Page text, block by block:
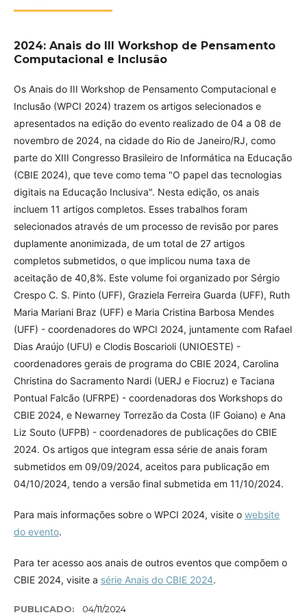
2024: Anais do III Workshop de Pensamento
Computacional e Inclusão
Os Anais do III Workshop de Pensamento Computacional e
Inclusão (WPCI 2024) trazem os artigos selecionados e
apresentados na edição do evento realizado de 04 a 08 de
novembro de 2024, na cidade do Rio de Janeiro/RJ, como
parte do XIII Congresso Brasileiro de Informática na Educação
(CBIE 2024), que teve como tema "O papel das tecnologias
digitais na Educação Inclusiva". Nesta edição, os anais
incluem 11 artigos completos. Esses trabalhos foram
selecionados através de um processo de revisão por pares
duplamente anonimizada, de um total de 27 artigos
completos submetidos, o que implicou numa taxa de
aceitação de 40,8%. Este volume foi organizado por Sérgio
Crespo C. S. Pinto (UFF), Graziela Ferreira Guarda (UFF), Ruth
Maria Mariani Braz (UFF) e Maria Cristina Barbosa Mendes
(UFF) - coordenadores do WPCI 2024, juntamente com Rafael
Dias Araújo (UFU) e Clodis Boscarioli (UNIOESTE) -
coordenadores gerais de programa do CBIE 2024, Carolina
Christina do Sacramento Nardi (UERJ e Fiocruz) e Taciana
Pontual Falcão (UFRPE) - coordenadoras dos Workshops do
CBIE 2024, e Newarney Torrezão da Costa (IF Goiano) e Ana
Liz Souto (UFPB) - coordenadores de publicações do CBIE
2024. Os artigos que integram essa série de anais foram
submetidos em 09/09/2024, aceitos para publicação em
04/10/2024, tendo a versão final submetida em 11/10/2024.
Para mais informações sobre o WPCI 2024, visite o website
do evento.
Para ter acesso aos anais de outros eventos que compõem o
CBIE 2024, visite a série Anais do CBIE 2024.
PUBLICADO: 04/11/2024